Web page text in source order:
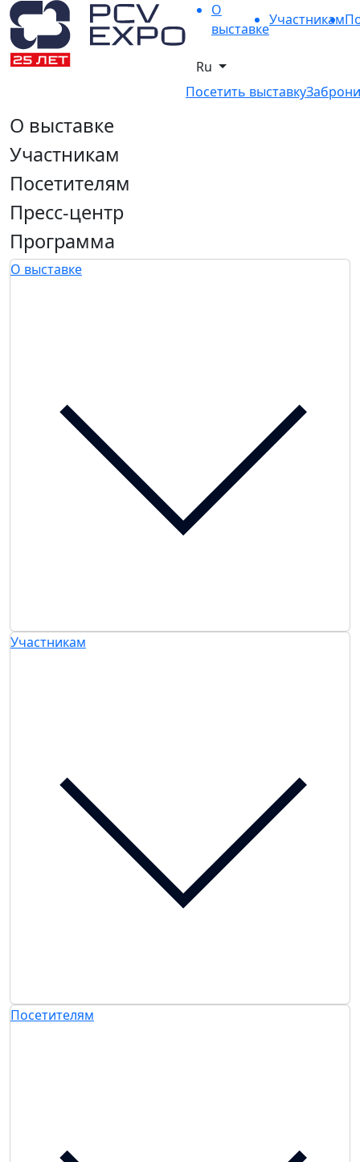
О
выставке
Участникам
Ru
Посетить выставку
О выставке
Участникам
Посетителям
Пресс-центр
Программа
О выставке
Участникам
Посетителям